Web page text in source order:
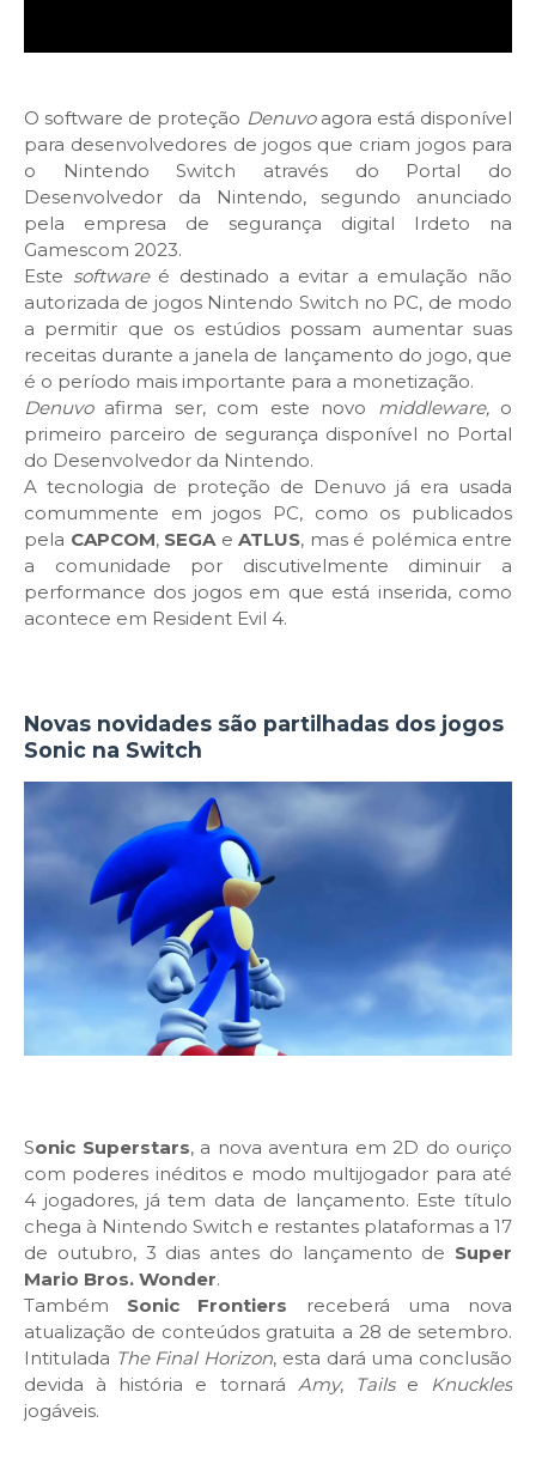
O software de proteção Denuvoagora está disponível
para desenvolvedores de jogos que criam jogos para
o Nintendo Switch através do Portal do
Desenvolvedor da Nintendo, segundo anunciado
pela empresa de segurança digital Irdeto na
Gamescom 2023.
Este software é destinado a evitar a emulação não
autorizada de jogos Nintendo Switch no PC, de modo
a permitir que os estúdios possam aumentar suas
receitas durante a janela de lançamento do jogo, que
é o período mais importante para a monetização.
Denuvoafirma ser, com este novo middleware,o
primeiro parceiro de segurança disponível no Portal
do Desenvolvedor da Nintendo.
A tecnologia de proteção de Denuvo já era usada
comummente em jogos PC, como os publicados
pela CAPCOM, SEGA e ATLUS, mas é polémica entre
a comunidade por discutivelmente diminuir a
performance dos jogos em que está inserida, como
acontece em Resident Evil 4.
Novas novidades são partilhadas dos jogos
Sonic na Switch
Sonic Superstars, a nova aventura em 2D do ouriço
com poderes inéditos e modo multijogador para até
4 jogadores, já tem data de lançamento. Este título
chega à Nintendo Switch e restantes plataformas a 17
de outubro, 3 dias antes do lançamento de Super
Mario Bros. Wonder.
Também Sonic Frontiers receberá uma nova
atualização de conteúdos gratuita a 28 de setembro.
Intitulada The Final Horizon, esta dará uma conclusão
devida à história e tornará Amy, Tailse Knuckles
jogáveis.